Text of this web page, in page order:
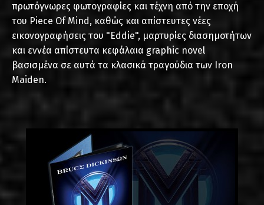
πρωτόγνωρες φωτογραφίες και τέχνη από την εποχή
του Piece Of Mind, καθώς και απίστευτες νέες
εικονογραφήσεις του "Eddie", μαρτυρίες διασημοτήτων
και εννέα απίστευτα κεφάλαια graphic novel
βασισμένα σε αυτά τα κλασικά τραγούδια των Iron
Maiden.